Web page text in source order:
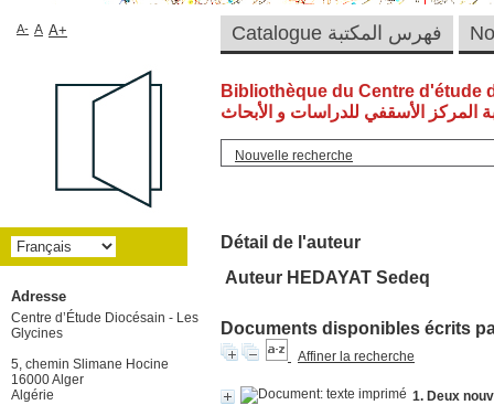
Bibliothèque du Centre d'étude
المركز الأسقفي للدراسات و الأبحاث
Nouvelle recherche
Détail de l'auteur
Auteur HEDAYAT Sedeq
Documents disponibles écrits
Affiner la recherche
1. Deux
Catalogue فهرس المكتبة A- A A+
Adresse
Centre d’Étude Diocésain - Les
Glycines
5, chemin Slimane Hocine
16000 Alger
Algérie